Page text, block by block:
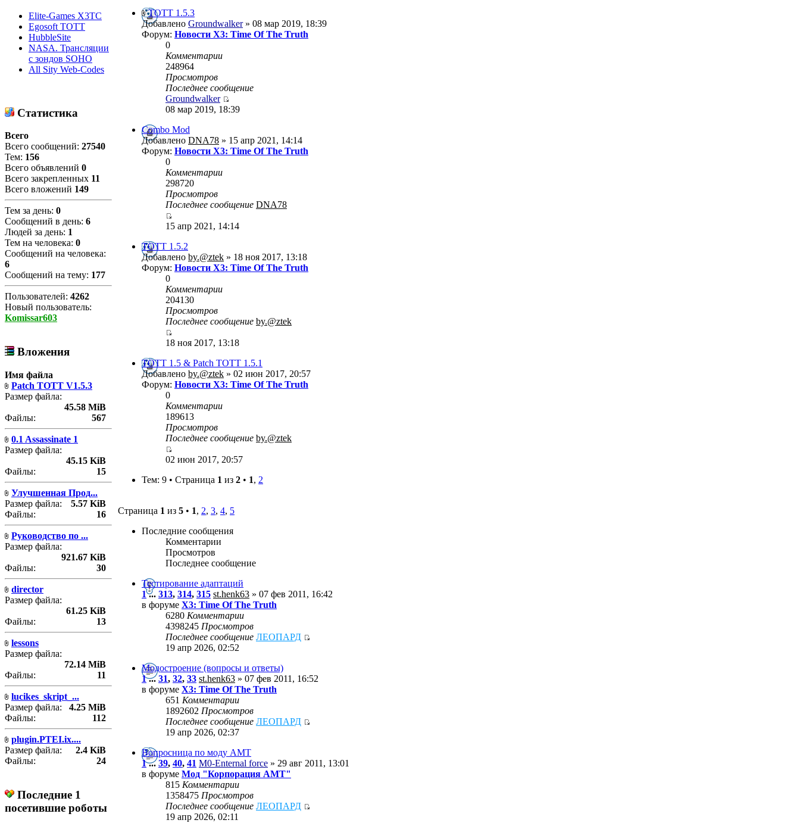
Elite-Games X3TC
Egosoft TOTT
HubbleSite
NASA. Трансляции
с зондов SOHO
All Sity Web-Codes
Статистика
Всего
Всего сообщений: 27540
Тем: 156
Всего объявлений 0
Всего закрепленных 11
Всего вложений 149
Тем за день: 0
Сообщений в день: 6
Людей за день: 1
Тем на человека: 0
Сообщений на человека:
6
Сообщений на тему: 177
Пользователей: 4262
Новый пользователь:
Komissar603
Вложения
Имя файла
Patch TOTT V1.5.3
Размер файла:
45.58 MiB
Файлы:
567
0.1 Assassinate 1
Размер файла:
45.15 KiB
Файлы:
15
Улучшенная Прод...
Размер файла:
5.57 KiB
Файлы:
16
Руководство по ...
Размер файла:
921.67 KiB
Файлы:
30
director
Размер файла:
61.25 KiB
Файлы:
13
lessons
Размер файла:
72.14 MiB
Файлы:
11
lucikes_skript_...
Размер файла:
4.25 MiB
Файлы:
112
plugin.PTEI.ix....
Размер файла:
2.4 KiB
Файлы:
24
Последние 1
посетившие роботы
ТОТТ 1.5.3
Добавлено Groundwalker» 08 мар 2019, 18:39
Форум: Новости X3: Time Of The Truth
0
Комментарии
248964
Просмотров
Последнее сообщение
Groundwalker
08 мар 2019, 18:39
Combo Mod
Добавлено DNA78 » 15 апр 2021, 14:14
Форум: Новости X3: Time Of The Truth
0
Комментарии
298720
Просмотров
Последнее сообщение DNA78
15 апр 2021, 14:14
TOTT 1.5.2
Добавлено by.@ztek » 18 ноя 2017, 13:18
Форум: Новости X3: Time Of The Truth
0
Комментарии
204130
Просмотров
Последнее сообщение by.@ztek
18 ноя 2017, 13:18
TOTT 1.5 & Patch TOTT 1.5.1
Добавлено by.@ztek » 02 июн 2017, 20:57
Форум: Новости X3: Time Of The Truth
0
Комментарии
189613
Просмотров
Последнее сообщение by.@ztek
02 июн 2017, 20:57
Тем: 9 • Страница 1 из 2 • 1, 2
Страница 1 из 5 • 1, 2, 3, 4, 5
Последние сообщения
Комментарии
Просмотров
Последнее сообщение
Тестирование адаптаций
1... 313, 314, 315 st.henk63 » 07 фев 2011, 16:42
в форуме X3: Time Of The Truth
6280 Комментарии
4398245 Просмотров
Последнее сообщение ЛЕОПАРД
19 апр 2026, 02:52
Модостроение (вопросы и ответы)
1...31, 32, 33 st.henk63 » 07 фев 2011, 16:52
в форуме X3: Time Of The Truth
651 Комментарии
1892602 Просмотров
Последнее сообщение ЛЕОПАРД
19 апр 2026, 02:37
Вопросница по моду АМТ
1...39, 40, 41 M0-Enternal force » 29 авг 2011, 13:01
в форуме Мод "Корпорация АМТ"
815 Комментарии
1358475 Просмотров
Последнее сообщение ЛЕОПАРД
19 апр 2026, 02:11